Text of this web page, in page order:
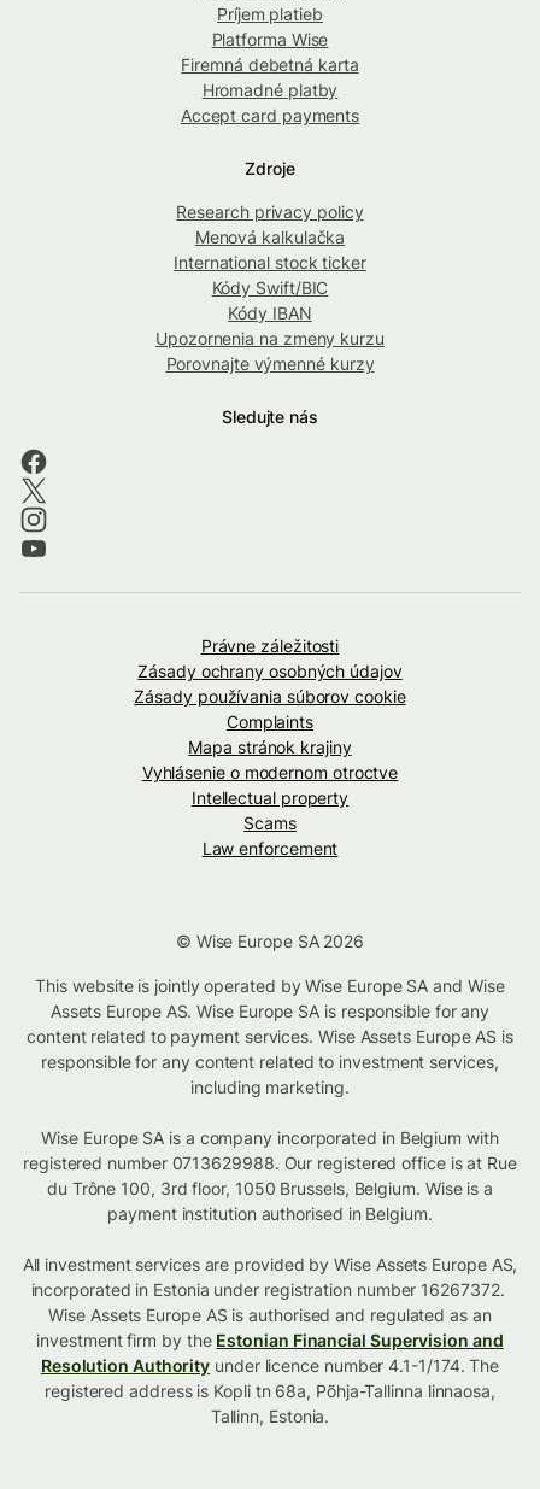
Príjem platieb
Platforma Wise
Firemná debetná karta
Hromadné platby
Accept card payments
Zdroje
Research privacy policy
Menová kalkulačka
International stock ticker
Kódy Swift/BIC
Kódy IBAN
Upozornenia na zmeny kurzu
Porovnajte výmenné kurzy
Sledujte nás
Právne záležitosti
Zásady ochrany osobných údajov
Zásady používania súborov cookie
Complaints
Mapa stránok krajiny
Vyhlásenie o modernom otroctve
Intellectual property
Scams
Law enforcement
© Wise Europe SA 2026
This website is jointly operated by Wise Europe SA and Wise
Assets Europe AS. Wise Europe SA is responsible for any
content related to payment services. Wise Assets Europe AS is
responsible for any content related to investment services,
including marketing.
Wise Europe SA is a company incorporated in Belgium with
registered number 0713629988. Our registered office is at Rue
du Trône 100, 3rd floor, 1050 Brussels, Belgium. Wise is a
payment institution authorised in Belgium.
All investment services are provided by Wise Assets Europe AS,
incorporated in Estonia under registration number 16267372.
Wise Assets Europe AS is authorised and regulated as an
investment firm by the Estonian Financial Supervision and
Resolution Authority under licence number 4.1-1/174. The
registered address is Kopli tn 68a, Põhja-Tallinna linnaosa,
Tallinn, Estonia.